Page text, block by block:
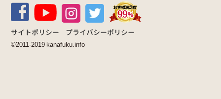
サイトポリシー プライバシーポリシー
©2011-2019 kanafuku.info